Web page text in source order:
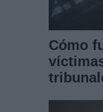
Cómo